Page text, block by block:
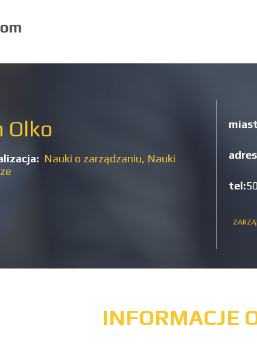
Olko
Nauki o zarządzaniu, Nauki
tel:
INFORMACJE